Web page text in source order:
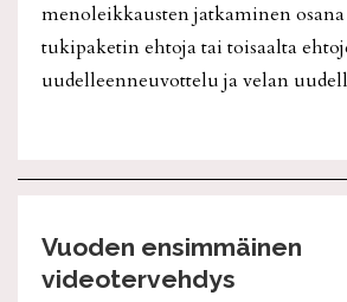
menoleikkausten jatkaminen
tukipaketin ehtoja tai toisaalta
uudelleenneuvottelu ja velan
Vuoden ensimmäinen
videotervehdys